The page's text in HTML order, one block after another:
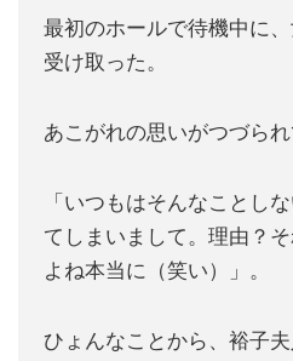
最初のホールで待機中に
受け取った。
あこがれの思いがつづられ
「いつもはそんなことし
てしまいまして。理由？
よね本当に（笑い）」。
ひょんなことから、裕子